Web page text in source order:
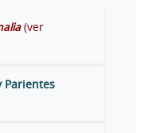
(ver
Parientes